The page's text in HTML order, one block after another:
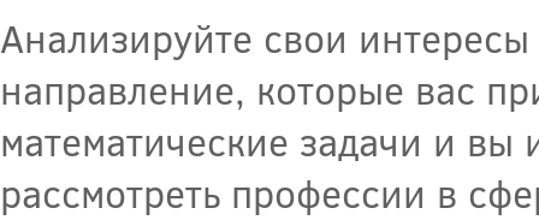
Анализируйте свои
направление, которые вас
математические задачи и
рассмотреть профессии в